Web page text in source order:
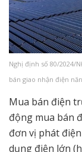
Nghị định số 80/2024/
bán giao nhận điện
Mua bán điện
động mua bán
đơn vị phát
dụng điện lớn